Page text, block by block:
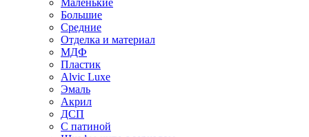
Маленькие
Большие
Средние
Отделка и материал
МДФ
Пластик
Alvic Luxe
Эмаль
Акрил
ДСП
С патиной